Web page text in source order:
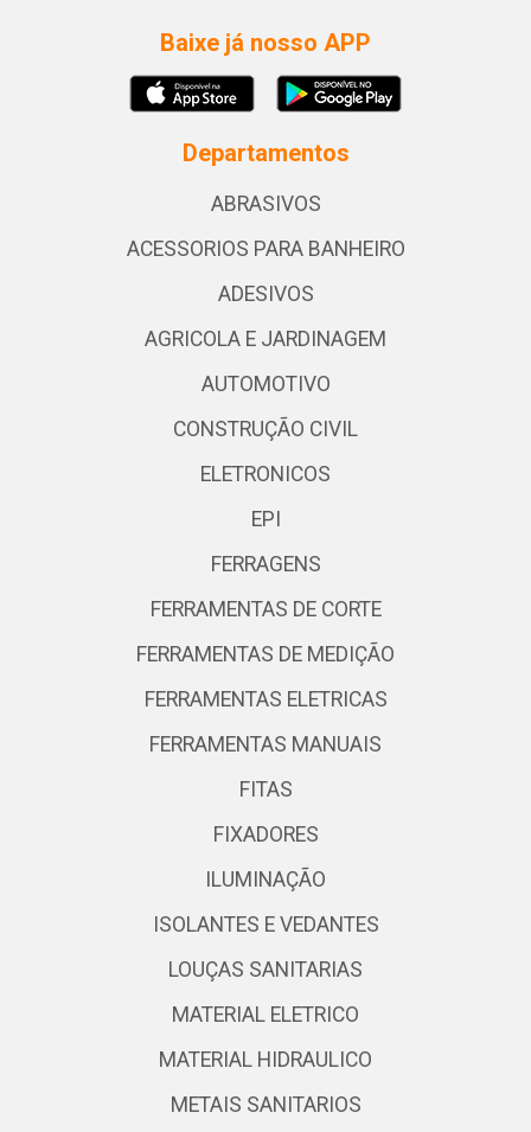
Baixe já nosso APP
Departamentos
ABRASIVOS
ACESSORIOS PARA BANHEIRO
ADESIVOS
AGRICOLA E JARDINAGEM
AUTOMOTIVO
CONSTRUÇÃO CIVIL
ELETRONICOS
EPI
FERRAGENS
FERRAMENTAS DE CORTE
FERRAMENTAS DE MEDIÇÃO
FERRAMENTAS ELETRICAS
FERRAMENTAS MANUAIS
FITAS
FIXADORES
ILUMINAÇÃO
ISOLANTES E VEDANTES
LOUÇAS SANITARIAS
MATERIAL ELETRICO
MATERIAL HIDRAULICO
METAIS SANITARIOS